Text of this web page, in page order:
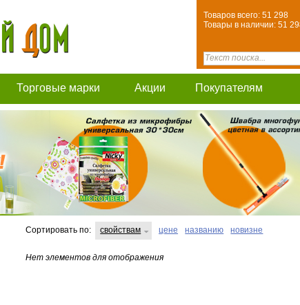
Товаров всего: 51 298
Товары в наличии: 51
Торговые марки Акции Покупателям
Сортировать по: свойствам цене названию новизне
Нет элементов для отображения